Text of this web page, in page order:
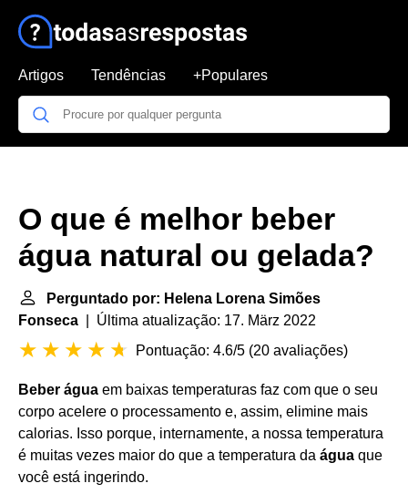
Artigos Tendências +Populares
O que é melhor beber
água natural ou gelada?
Perguntado por: Helena Lorena Simões
Fonseca | Última atualização: 17. März 2022
Pontuação: 4.6/5 (20 avaliações)
Beber água em baixas temperaturas faz com que o seu
corpo acelere o processamento e, assim, elimine mais
calorias. Isso porque, internamente, a nossa temperatura
é muitas vezes maior do que a temperatura da água que
você está ingerindo.